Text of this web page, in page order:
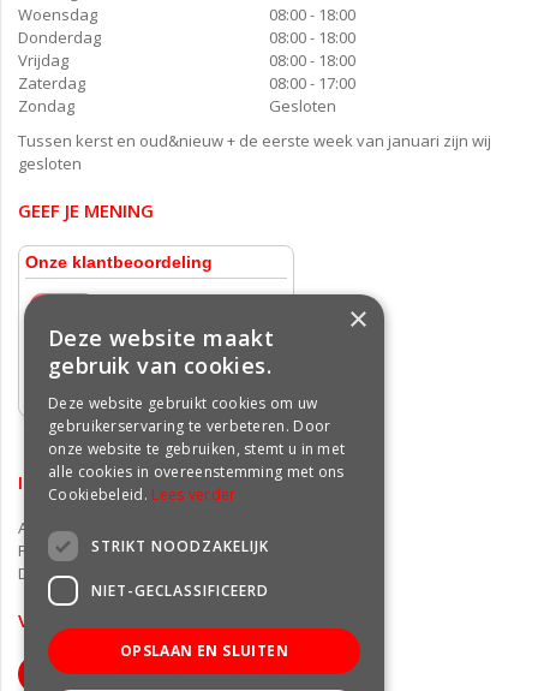
Woensdag
08:00 - 18:00
Donderdag
08:00 - 18:00
Vrijdag
08:00 - 18:00
Zaterdag
08:00 - 17:00
Zondag
Gesloten
Tussen kerst en oud&nieuw + de eerste week van januari zijn wij
gesloten
GEEF JE MENING
INFORMATIE
Algemene voorwaarden
Privacy statement
Disclaimer
VOLG ONS OP FACEBOOK
×
Deze website maakt
gebruik van cookies.
Deze website gebruikt cookies om uw
gebruikerservaring te verbeteren. Door
onze website te gebruiken, stemt u in met
alle cookies in overeenstemming met ons
Cookiebeleid. Lees verder
STRIKT NOODZAKELIJK
NIET-GECLASSIFICEERD
OPSLAAN EN SLUITEN